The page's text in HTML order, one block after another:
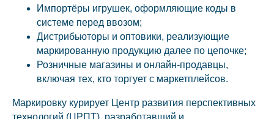
Импортёры игрушек, оформляющие коды в
системе перед ввозом;
Дистрибьюторы и оптовики, реализующие
маркированную продукцию далее по цепочке;
Розничные магазины и онлайн-продавцы,
включая тех, кто торгует с маркетплейсов.
Маркировку курирует Центр развития перспективных
технологий (ЦРПТ), разработавший и